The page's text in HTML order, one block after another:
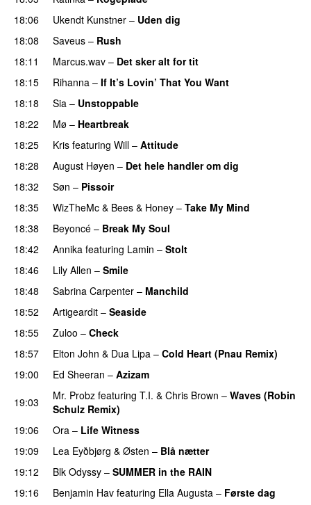
18:06 Ukendt Kunstner – Uden dig
18:08
Saveus – Rush
18:11
Marcus.wav – Det sker alt for tit
18:15 Rihanna – If It’s Lovin’ That You Want
18:18
Sia – Unstoppable
18:22
Mø – Heartbreak
18:25
Kris featuring Will – Attitude
18:28
August Høyen – Det hele handler om dig
18:32 Søn – Pissoir
18:35 WizTheMc & Bees & Honey – Take My Mind
18:38
Beyoncé – Break My Soul
18:42
Annika featuring Lamin – Stolt
18:46
Lily Allen – Smile
18:48 Sabrina Carpenter – Manchild
18:52
Artigeardit – Seaside
18:55
Zuloo – Check
18:57
Elton John & Dua Lipa – Cold Heart (Pnau Remix)
19:00
Ed Sheeran – Azizam
19:03
Mr. Probz featuring T.I. & Chris Brown – Waves (Robin
Schulz Remix)
19:06
Ora – Life Witness
19:09
Lea Eyðbjørg & Østen – Blå nætter
19:12 Blk Odyssy – SUMMER in the RAIN
19:16 Benjamin Hav featuring Ella Augusta – Første dag